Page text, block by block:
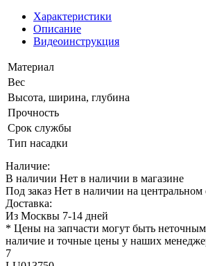
Характеристики
Описание
Видеоинструкция
Материал
Вес
Высота, ширина, глубина
Прочность
Срок службы
Тип насадки
Наличие:
В наличии Нет в наличии в магазине
Под заказ Нет в наличии на центральном
Доставка:
Из Москвы 7-14 дней
* Цены на запчасти могут быть
наличие и точные цены у наших
7